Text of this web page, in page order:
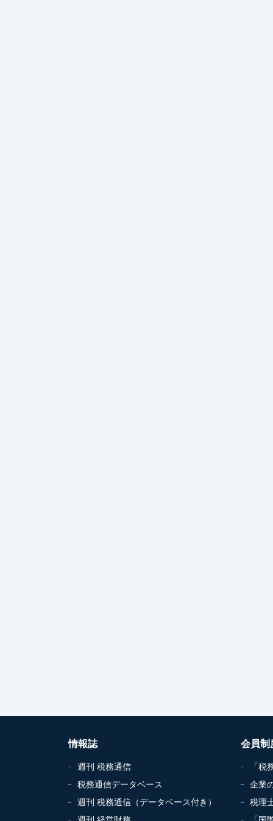
情報誌
週刊 税務通信
税務通信データベース
週刊 税務通信（データベース付き）
会員制
「税
企業
税理